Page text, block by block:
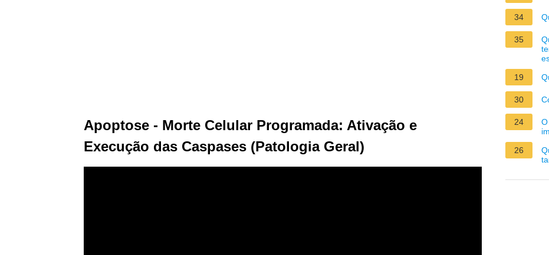
Apoptose - Morte Celular Programada: Ativação e
Execução das Caspases (Patologia Geral)
34
35
19
30
24
26